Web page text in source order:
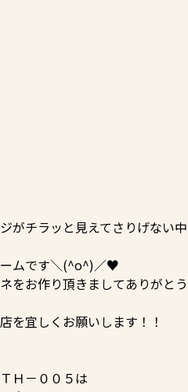
がチラッと見えてさりげない中
ムです＼(^o^)／♥
をお作り頂きましてありがとう
を宜しくお願いします！！
Ｈ－００５は